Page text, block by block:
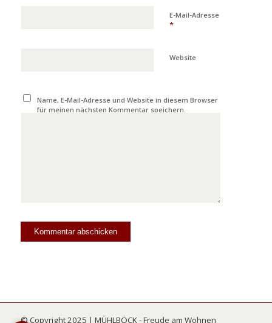
E-Mail-Adresse
*
Website
Name, E-Mail-Adresse und Website in diesem Browser
für meinen nächsten Kommentar speichern.
© Copyright 2025 | MÜHLBÖCK - Freude am Wohnen